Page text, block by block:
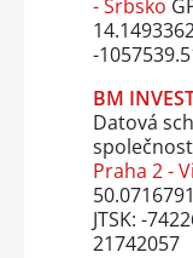
- Srbsko
-
BM
Datová
Praha 2 -
JTSK: -
21742057